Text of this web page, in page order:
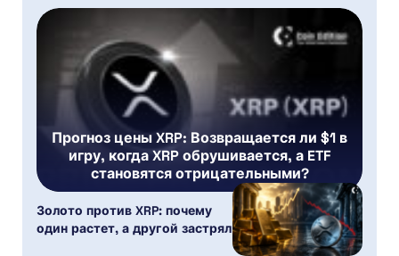
Прогноз цены XRP: Возвращается ли $1 в
игру, когда XRP обрушивается, а ETF
становятся отрицательными?
Золото против XRP: почему
один растет, а другой застрял